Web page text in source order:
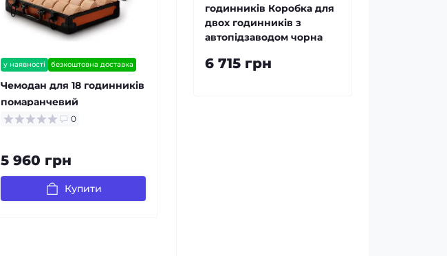
у наявності
безкоштовна доставка
Чемодан для 18 годинників
помаранчевий
0
5 960 грн
Купити
годинників Коробка для
двох годинників з
автопідзаводом чорна
6 715 грн